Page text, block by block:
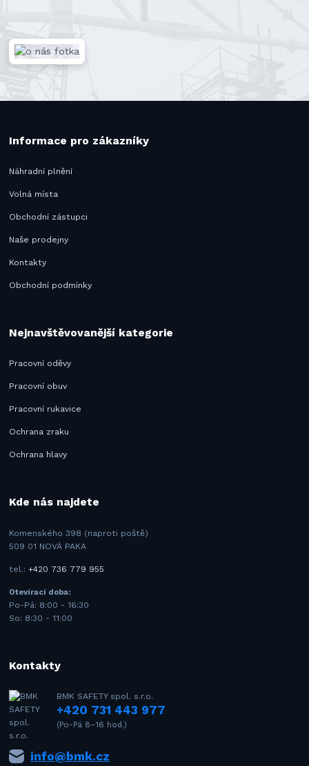
Informace pro zákazníky
Náhradní plnění
Volná místa
Obchodní zástupci
Naše prodejny
Kontakty
Obchodní podmínky
Nejnavštěvovanější kategorie
Pracovní oděvy
Pracovní obuv
Pracovní rukavice
Ochrana zraku
Ochrana hlavy
Kde nás najdete
Komenského 398 (naproti poště)
509 01 NOVÁ PAKA
tel.:+420 736 779 955
Otevírací doba:
Po-Pá: 8:00 - 16:30
So: 8:30 - 11:00
Kontakty
BMK SAFETY spol. s.r.o.
+420 731 443 977
(Po-Pá 8–16 hod.)
info@bmk.cz